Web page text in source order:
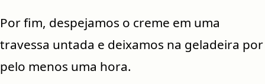
Por fim, despejamos o creme em uma
travessa untada e deixamos na geladeira por
pelo menos uma hora.